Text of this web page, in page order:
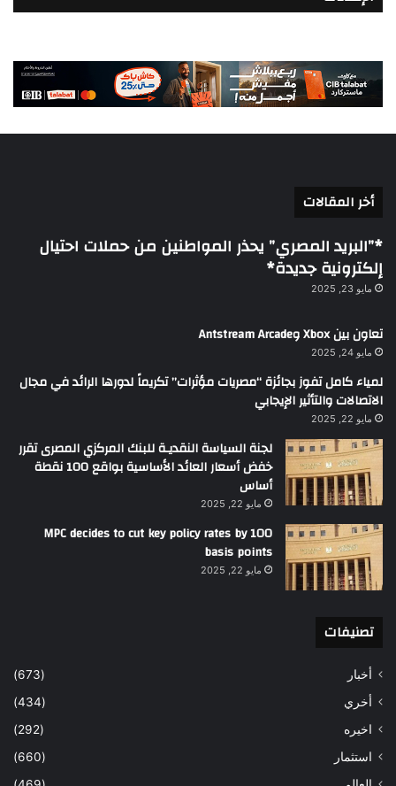
أخر المقالات
*”البريد المصري” يحذر المواطنين من حملات احتيال
إلكترونية جديدة*
مايو 23, 2025
تعاون بين Xbox وAntstream Arcade
مايو 24, 2025
لمياء كامل تفوز بجائزة “مصريات مؤثرات” تكريماً لدورها الرائد في مجال
الاتصالات والتأثير الإيجابي
مايو 22, 2025
لجنة السياسة النقديـة للبنك المركزي المصرى تقرر
خفض أسعار العائد الأساسية بواقع 100 نقطة
أساس
مايو 22, 2025
MPC decides to cut key policy rates by 100
basis points
مايو 22, 2025
تصنيفات
أخبار
(673)
أخري
(434)
اخيره
(292)
استثمار
(660)